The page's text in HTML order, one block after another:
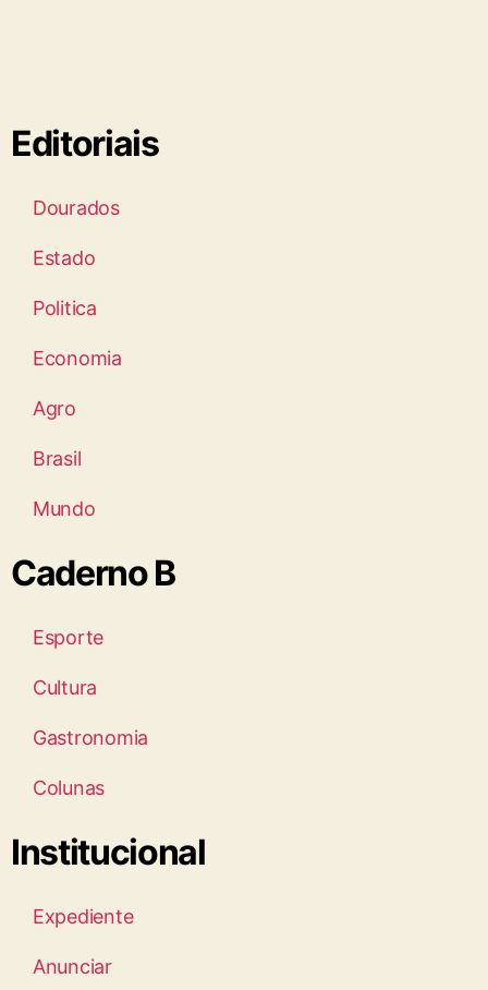
Editoriais
Dourados
Estado
Politica
Economia
Agro
Brasil
Mundo
Caderno B
Esporte
Cultura
Gastronomia
Colunas
Institucional
Expediente
Anunciar